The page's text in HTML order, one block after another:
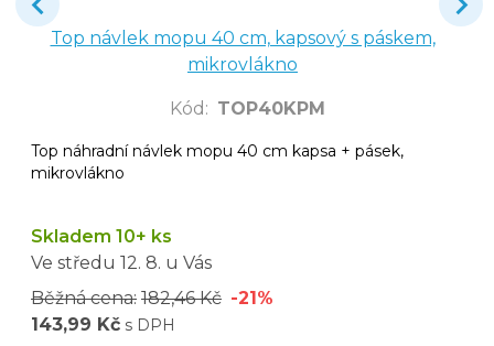
Top návlek mopu 40 cm, kapsový s páskem,
mikrovlákno
Kód : TOP40KPM
Top náhradní návlek mopu 40 cm kapsa + pásek,
mikrovlákno
Skladem 10+ ks
Ve středu 12. 8. u Vás
Běžná cena: 182,46 Kč -21%
143,99 Kč s DPH